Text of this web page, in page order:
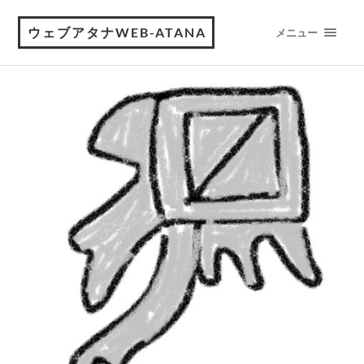
ウェブアタナWEB-ATANA メニュー